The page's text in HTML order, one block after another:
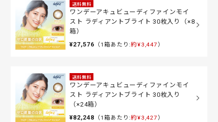
送料無料
ワンデーアキュビューディファインモイ
スト ラディアントブライト 30枚入り（×8
箱）
¥27,576 （1箱あたり:約¥3,447 ）
送料無料
ワンデーアキュビューディファインモイ
スト ラディアントブライト 30枚入り
（×24箱）
¥82,248 （1箱あたり:約¥3,427 ）